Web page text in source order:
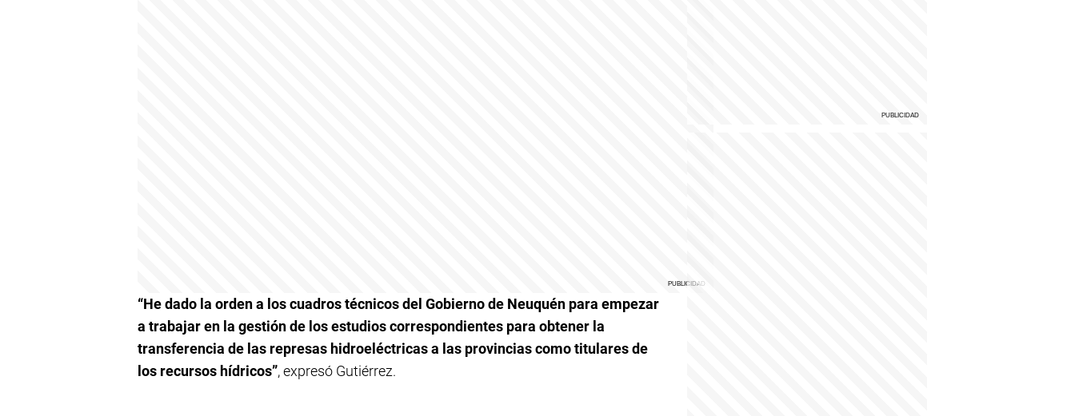
“He dado la orden a los cuadros técnicos del Gobierno de Neuquén para empezar
a trabajar en la gestión de los estudios correspondientes para obtener la
transferencia de las represas hidroeléctricas a las provincias como titulares de
los recursos hídricos”, expresó Gutiérrez.